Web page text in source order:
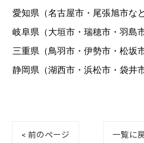
愛知県（名古屋市・尾張旭市な
岐阜県（大垣市・瑞穂市・羽島
三重県（鳥羽市・伊勢市・松坂
静岡県（湖西市・浜松市・袋井
< 前のページ 一覧に